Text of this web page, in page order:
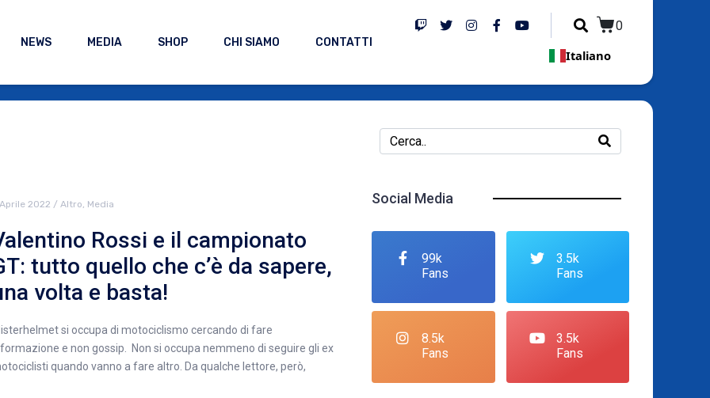
NEWS MEDIA SHOP CHI SIAMO CONTATTI
0
Italiano
2022 / Altro, Media
Rossi e il campionato
tutto quello che c’è da sapere,
volta e basta!
si occupa di motociclismo cercando di fare
e non gossip. Non si occupa nemmeno di seguire gli ex
quando vanno a fare altro. Da qualche lettore, però,
Social Media
99k
Fans
3.5k
Fans
8.5k
Fans
3.5k
Fans